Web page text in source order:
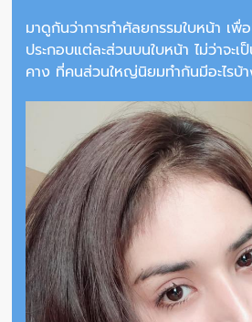
มาดูกันว่าการทำศัลยกรรมใบหน้า เพื่
ประกอบแต่ละส่วนบนใบหน้า ไม่ว่าจะ
คาง ที่คนส่วนใหญ่นิยมทำกันมีอะไรบ้